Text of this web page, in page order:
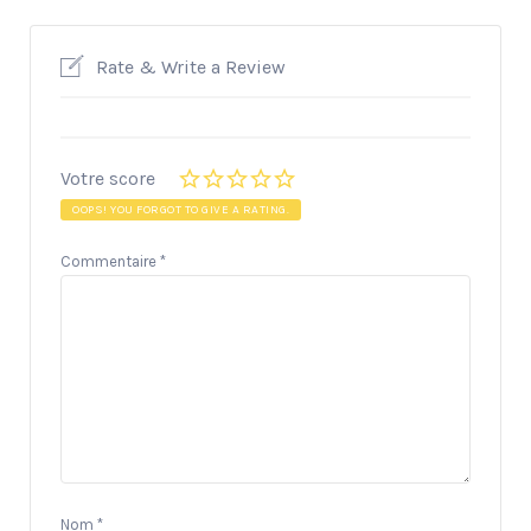
Rate & Write a Review
Votre score
OOPS! YOU FORGOT TO GIVE A RATING.
Commentaire *
Nom *